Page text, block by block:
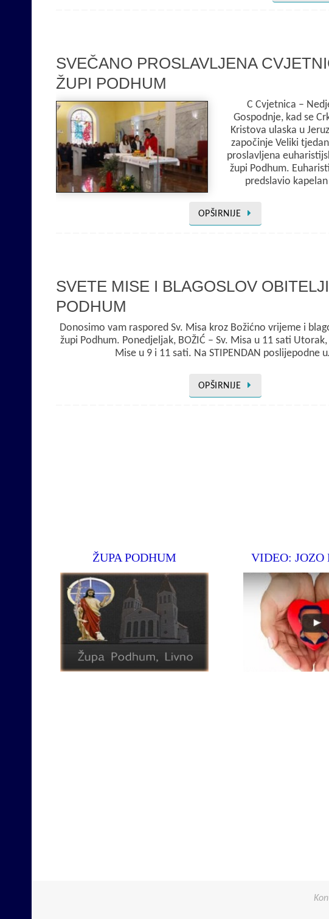
SVEČANO PROSLAVLJENA
ŽUPI PODHUM
C Cvjetnica –
Gospodnje, kad se
Kristova ulaska u
započinje Veliki
proslavljena
župi Podhum.
predslavio
OPŠIRNIJE
SVETE MISE I BLAGOSLOV
PODHUM
Donosimo vam raspored Sv. Misa kroz Božićno vrijeme i
župi Podhum. Ponedjeljak, BOŽIĆ – Sv. Misa u 11 sati Utorak,
Mise u 9 i 11 sati. Na STIPENDAN poslijepodne
OPŠIRNIJE
ŽUPA PODHUM
Službena stranica župe
VIDEO: